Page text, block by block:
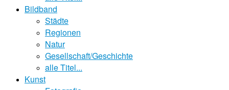
Bildband
Städte
Regionen
Natur
Gesellschaft/Geschichte
alle Titel...
Kunst